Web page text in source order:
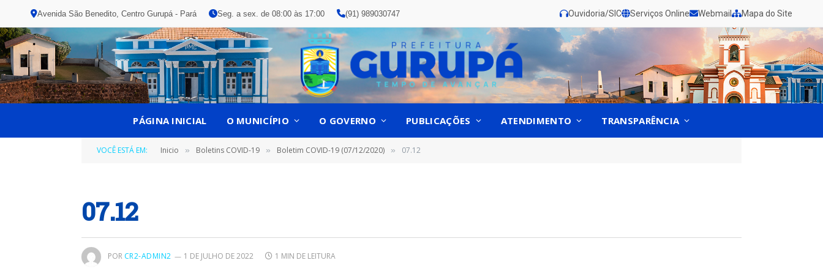
Avenida São Benedito, Centro Gurupá - Pará Seg. a sex. de 08:00 às 17:00 (91) 989030747 Ouvidoria/SIC Serviços Online Webmail Mapa do Site
PÁGINA INICIAL O MUNICÍPIO O GOVERNO PUBLICAÇÕES ATENDIMENTO TRANSPARÊNCIA
VOCÊ ESTÁ EM: Inicio » Boletins COVID-19 » Boletim COVID-19 (07/12/2020) » 07.12
07.12
POR CR2-ADMIN2 1 DE JULHO DE 2022 1 MIN DE LEITURA